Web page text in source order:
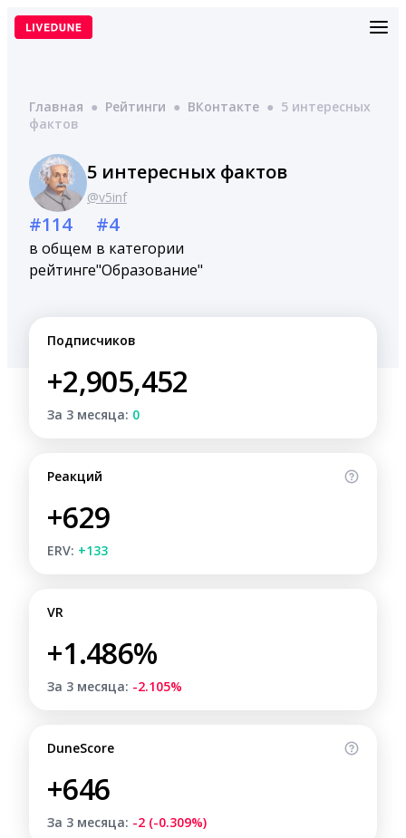
Перейти
Главная ● Рейтинги ● ВКонтакте ● 5 интересных
фактов
5 интересных фактов
@v5inf
#114
в общем
рейтинге
#4
в категории
"Образование"
Подписчиков
+2,905,452
За 3 месяца: 0
Реакций
+629
ERV: +133
VR
+1.486%
За 3 месяца: -2.105%
DuneScore
+646
За 3 месяца: -2 (-0.309%)